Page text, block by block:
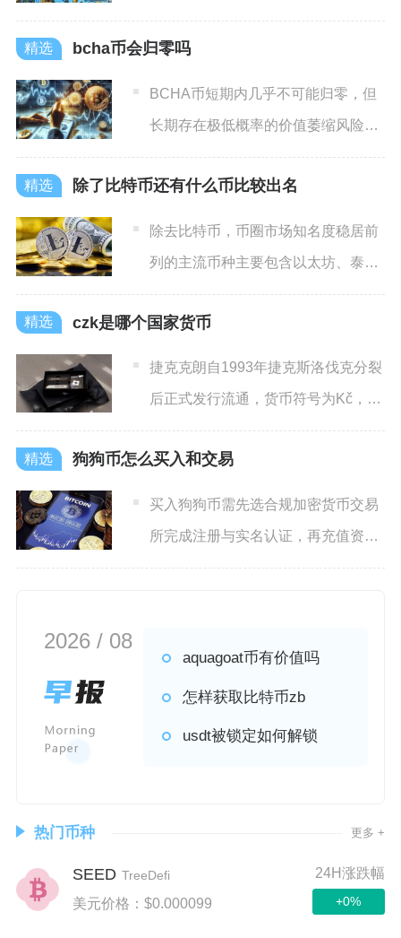
地不足、流通性偏弱、风险较
bcha币会归零吗
BCHA币短期内几乎不可能归零，但
长期存在极低概率的价值萎缩风险，
其存续与价值核心取决于社
除了比特币还有什么币比较出名
除去比特币，币圈市场知名度稳居前
列的主流币种主要包含以太坊、泰达
币、瑞波币、币安币、莱特币
czk是哪个国家货币
捷克克朗自1993年捷克斯洛伐克分裂
后正式发行流通，货币符号为Kč，
ISO代码为CZK，是
狗狗币怎么买入和交易
买入狗狗币需先选合规加密货币交易
所完成注册与实名认证，再充值资金
并通过现货交易下单，交易则
2026 / 08
aquagoat币有价值吗
怎样获取比特币zb
usdt被锁定如何解锁
热门币种 更多 +
SEED TreeDefi
美元价格：$0.000099
24H涨跌幅
+0%